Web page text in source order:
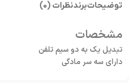
توضیحاتبرندنظرات (0)
مشخصات
تبدیل یک به دو سیم تلفن
دارای سه سر مادگی